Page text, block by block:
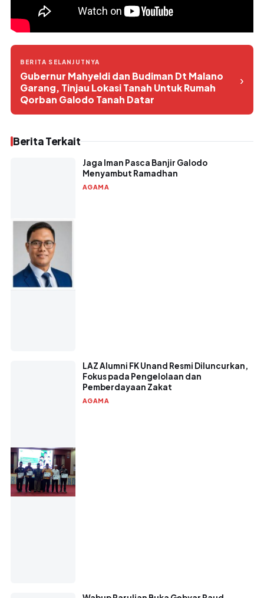
BERITA SELANJUTNYA
Gubernur Mahyeldi dan Budiman Dt Malano
Garang, Tinjau Lokasi Tanah Untuk Rumah
Qorban Galodo Tanah Datar
›
Berita Terkait
Jaga Iman Pasca Banjir Galodo
Menyambut Ramadhan
AGAMA
LAZ Alumni FK Unand Resmi Diluncurkan,
Fokus pada Pengelolaan dan
Pemberdayaan Zakat
AGAMA